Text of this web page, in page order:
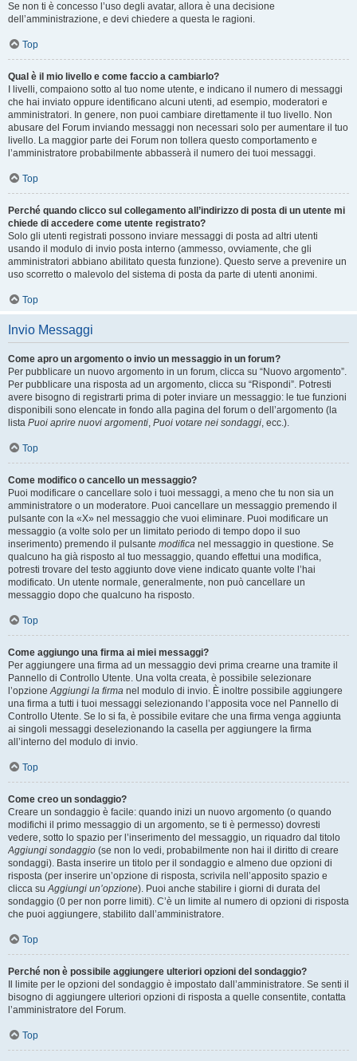
Se non ti è concesso l’uso degli avatar, allora è una decisione
dell’amministrazione, e devi chiedere a questa le ragioni.
Top
Qual è il mio livello e come faccio a cambiarlo?
I livelli, compaiono sotto al tuo nome utente, e indicano il numero di messaggi
che hai inviato oppure identificano alcuni utenti, ad esempio, moderatori e
amministratori. In genere, non puoi cambiare direttamente il tuo livello. Non
abusare del Forum inviando messaggi non necessari solo per aumentare il tuo
livello. La maggior parte dei Forum non tollera questo comportamento e
l’amministratore probabilmente abbasserà il numero dei tuoi messaggi.
Top
Perché quando clicco sul collegamento all’indirizzo di posta di un utente mi
chiede di accedere come utente registrato?
Solo gli utenti registrati possono inviare messaggi di posta ad altri utenti
usando il modulo di invio posta interno (ammesso, ovviamente, che gli
amministratori abbiano abilitato questa funzione). Questo serve a prevenire un
uso scorretto o malevolo del sistema di posta da parte di utenti anonimi.
Top
Invio Messaggi
Come apro un argomento o invio un messaggio in un forum?
Per pubblicare un nuovo argomento in un forum, clicca su “Nuovo argomento”.
Per pubblicare una risposta ad un argomento, clicca su “Rispondi”. Potresti
avere bisogno di registrarti prima di poter inviare un messaggio: le tue funzioni
disponibili sono elencate in fondo alla pagina del forum o dell’argomento (la
lista Puoi aprire nuovi argomenti, Puoi votare nei sondaggi, ecc.).
Top
Come modifico o cancello un messaggio?
Puoi modificare o cancellare solo i tuoi messaggi, a meno che tu non sia un
amministratore o un moderatore. Puoi cancellare un messaggio premendo il
pulsante con la «X» nel messaggio che vuoi eliminare. Puoi modificare un
messaggio (a volte solo per un limitato periodo di tempo dopo il suo
inserimento) premendo il pulsante modifica nel messaggio in questione. Se
qualcuno ha già risposto al tuo messaggio, quando effettui una modifica,
potresti trovare del testo aggiunto dove viene indicato quante volte l’hai
modificato. Un utente normale, generalmente, non può cancellare un
messaggio dopo che qualcuno ha risposto.
Top
Come aggiungo una firma ai miei messaggi?
Per aggiungere una firma ad un messaggio devi prima crearne una tramite il
Pannello di Controllo Utente. Una volta creata, è possibile selezionare
l’opzioneAggiungi la firma nel modulo di invio. È inoltre possibile aggiungere
una firma a tutti i tuoi messaggi selezionando l’apposita voce nel Pannello di
Controllo Utente. Se lo si fa, è possibile evitare che una firma venga aggiunta
ai singoli messaggi deselezionando la casella per aggiungere la firma
all’interno del modulo di invio.
Top
Come creo un sondaggio?
Creare un sondaggio è facile: quando inizi un nuovo argomento (o quando
modifichi il primo messaggio di un argomento, se ti è permesso) dovresti
vedere, sotto lo spazio per l’inserimento del messaggio, un riquadro dal titolo
Aggiungi sondaggio (se non lo vedi, probabilmente non hai il diritto di creare
sondaggi). Basta inserire un titolo per il sondaggio e almeno due opzioni di
risposta (per inserire un’opzione di risposta, scrivila nell’apposito spazio e
clicca suAggiungi un’opzione). Puoi anche stabilire i giorni di durata del
sondaggio (0 per non porre limiti). C’è un limite al numero di opzioni di risposta
che puoi aggiungere, stabilito dall’amministratore.
Top
Perché non è possibile aggiungere ulteriori opzioni del sondaggio?
Il limite per le opzioni del sondaggio è impostato dall’amministratore. Se senti il
bisogno di aggiungere ulteriori opzioni di risposta a quelle consentite, contatta
l’amministratore del Forum.
Top